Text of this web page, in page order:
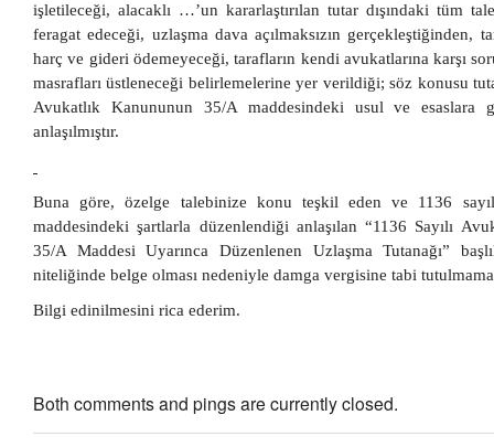
işletileceği, alacaklı …’un kararlaştırılan tutar dışındaki tüm
feragat edeceği, uzlaşma dava açılmaksızın gerçekleştiğinden,
harç ve gideri ödemeyeceği, tarafların kendi avukatlarına karşı
masrafları üstleneceği belirlemelerine yer verildiği; söz konusu
Avukatlık Kanununun 35/A maddesindeki usul ve esaslara
anlaşılmıştır.
Buna göre, özelge talebinize konu teşkil eden ve 1136
maddesindeki şartlarla düzenlendiği anlaşılan “1136 Sayılı
35/A Maddesi Uyarınca Düzenlenen Uzlaşma Tutanağı”
niteliğinde belge olması nedeniyle damga vergisine tabi
Bilgi edinilmesini rica ederim.
Both comments and pings are currently closed.